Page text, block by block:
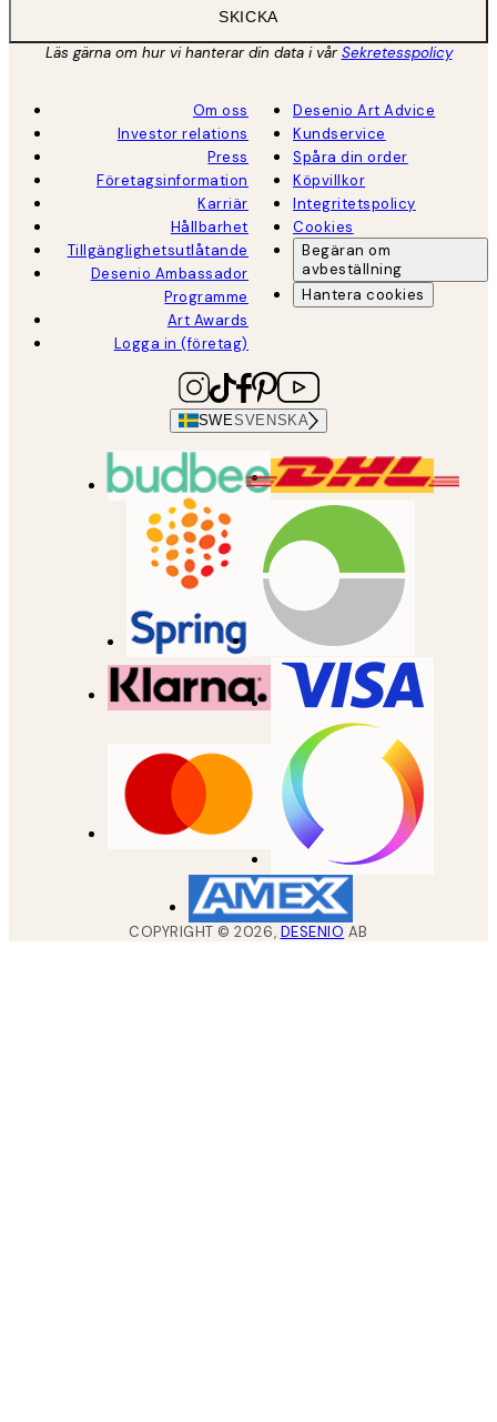
SKICKA
Läs gärna om hur vi hanterar din data i vårSekretesspolicy
Om oss
Investor relations
Press
Företagsinformation
Karriär
Hållbarhet
Tillgänglighetsutlåtande
Desenio Ambassador
Programme
Art Awards
Logga in (företag)
Desenio Art Advice
Kundservice
Spåra din order
Köpvillkor
Integritetspolicy
Cookies
Begäran om
avbeställning
Hantera cookies
SWESVENSKA
COPYRIGHT ©2026, DESENIO AB